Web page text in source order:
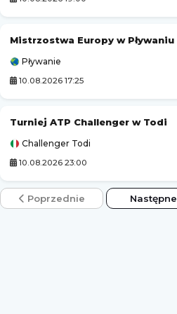
Mistrzostwa Europy w Pływaniu
Pływanie
10.08.2026 17:25
Turniej ATP Challenger w Todi
Challenger Todi
10.08.2026 23:00
Poprzednie Następne